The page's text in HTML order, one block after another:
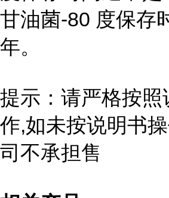
甘油菌-80 度保存
年。
提示：请严格按照
作,如未按说明书
司不承担售